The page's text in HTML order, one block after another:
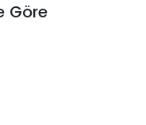
Göre